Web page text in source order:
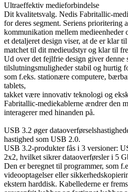
Ultraeffektiv medieforbindelse
Dit kvalitetsvalg. Nedis Fabritallic-
for deres segment. Seriens prioritering
kommunikation mellem medieenheder
et detaljeret design viser, at de er klar
matchet til dit medieudstyr og klar til
Ud over det fejlfrie design giver denne
tilslutningsmuligheder stabil og hurtig
som f.eks. stationære computere,
tablets,
takket være innovativ teknologi og
Fabritallic-mediekablerne ændrer den
interagerer med hinanden på.
USB 3.2 øger
hastighed som USB 2.0.
USB 3.2-produkter fås i 3 versioner:
2x2, hvilket sikrer dataoverførsler i 5
Den er beregnet til programmer, som
videooptagelser eller
ekstern harddisk. Kabellederne er